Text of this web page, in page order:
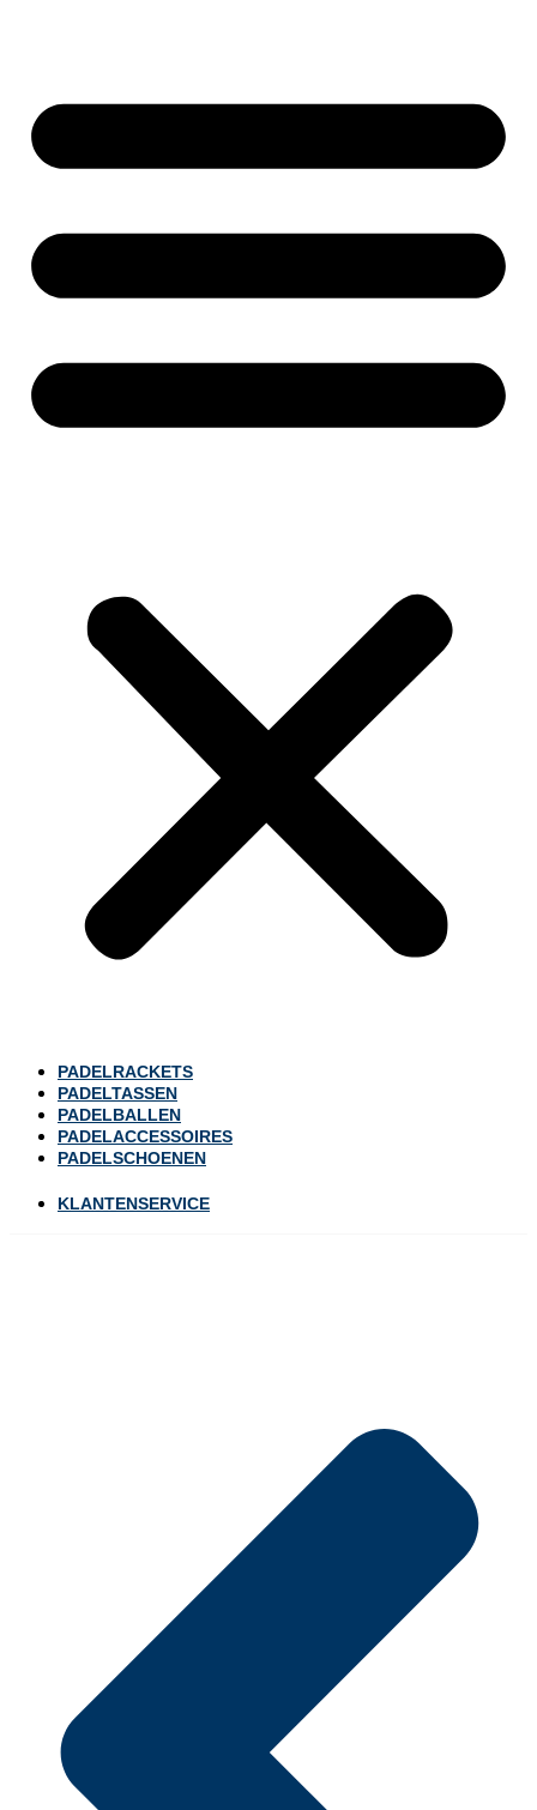
PADELRACKETS
PADELTASSEN
PADELBALLEN
PADELACCESSOIRES
PADELSCHOENEN
KLANTENSERVICE